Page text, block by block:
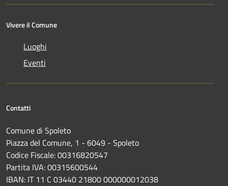
Vivere il Comune
Luoghi
Eventi
Contatti
Comune di Spoleto
Piazza del Comune, 1 - 6049 - Spoleto
Codice Fiscale: 00316820547
Partita IVA: 00315600544
IBAN: IT 11 C 03440 21800 000000012038